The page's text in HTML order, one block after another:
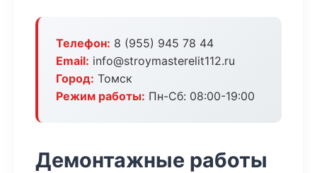
Телефон: 8 (955) 945 78 44
Email: info@stroymasterelit112.ru
Город: Томск
Режим работы: Пн-Сб: 08:00-19:00
Демонтажные работы